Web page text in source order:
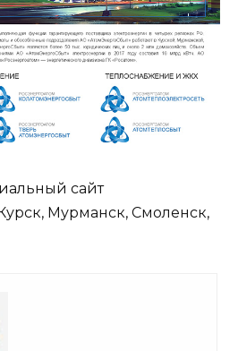
сайт
Мурманск, Смоленск,